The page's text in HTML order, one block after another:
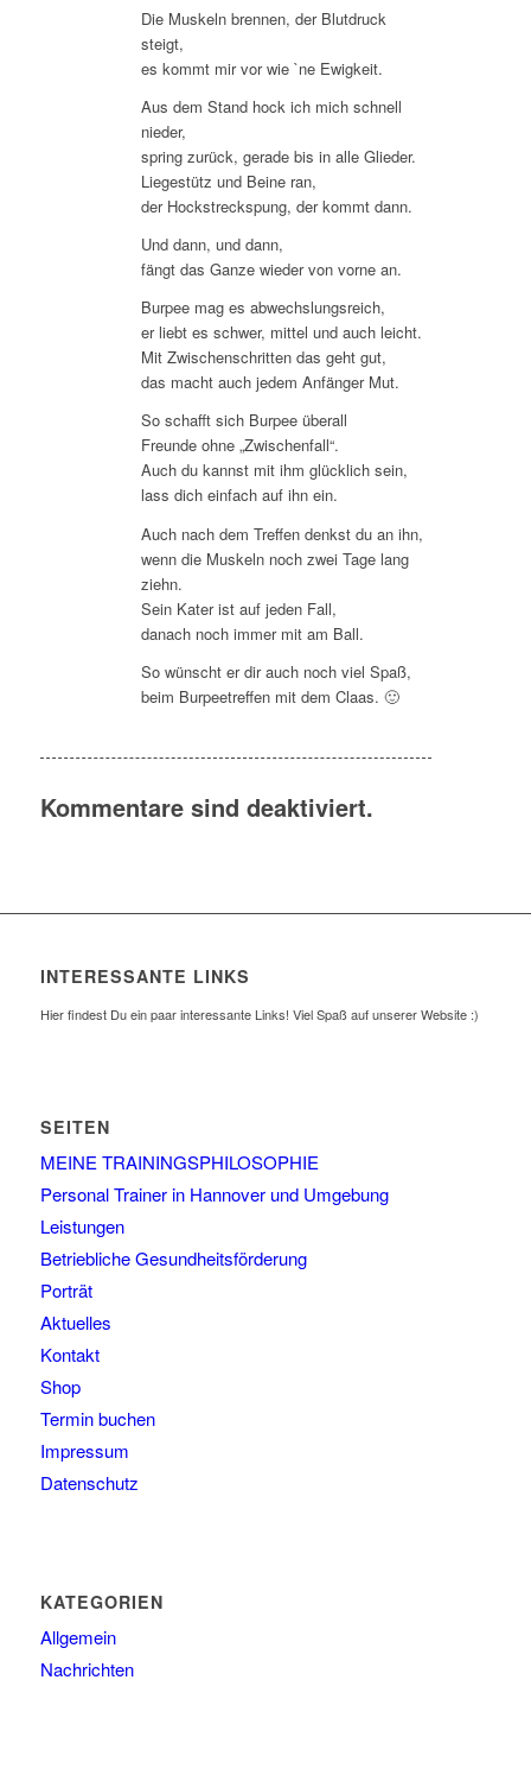
Die Muskeln brennen, der Blutdruck
steigt,
es kommt mir vor wie `ne Ewigkeit.
Aus dem Stand hock ich mich schnell
nieder,
spring zurück, gerade bis in alle Glieder.
Liegestütz und Beine ran,
der Hockstreckspung, der kommt dann.
Und dann, und dann,
fängt das Ganze wieder von vorne an.
Burpee mag es abwechslungsreich,
er liebt es schwer, mittel und auch leicht.
Mit Zwischenschritten das geht gut,
das macht auch jedem Anfänger Mut.
So schafft sich Burpee überall
Freunde ohne „Zwischenfall“.
Auch du kannst mit ihm glücklich sein,
lass dich einfach auf ihn ein.
Auch nach dem Treffen denkst du an ihn,
wenn die Muskeln noch zwei Tage lang
ziehn.
Sein Kater ist auf jeden Fall,
danach noch immer mit am Ball.
So wünscht er dir auch noch viel Spaß,
beim Burpeetreffen mit dem Claas. 🙂
Kommentare sind deaktiviert.
INTERESSANTE LINKS
Hier findest Du ein paar interessante Links! Viel Spaß auf unserer Website :)
SEITEN
MEINE TRAININGSPHILOSOPHIE
Personal Trainer in Hannover und Umgebung
Leistungen
Betriebliche Gesundheitsförderung
Porträt
Aktuelles
Kontakt
Shop
Termin buchen
Impressum
Datenschutz
KATEGORIEN
Allgemein
Nachrichten